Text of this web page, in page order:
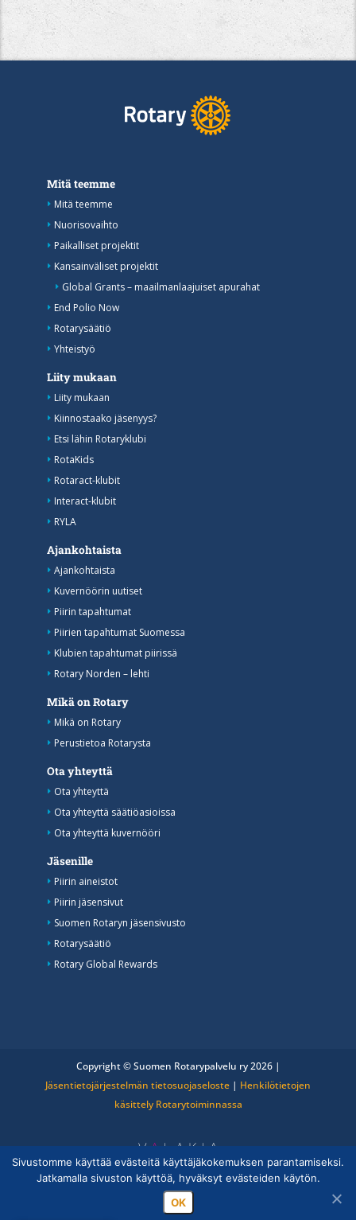
Mitä teemme
Mitä teemme
Nuorisovaihto
Paikalliset projektit
Kansainväliset projektit
Global Grants – maailmanlaajuiset apurahat
End Polio Now
Rotarysäätiö
Yhteistyö
Liity mukaan
Liity mukaan
Kiinnostaako jäsenyys?
Etsi lähin Rotaryklubi
RotaKids
Rotaract-klubit
Interact-klubit
RYLA
Ajankohtaista
Ajankohtaista
Kuvernöörin uutiset
Piirin tapahtumat
Piirien tapahtumat Suomessa
Klubien tapahtumat piirissä
Rotary Norden – lehti
Mikä on Rotary
Mikä on Rotary
Perustietoa Rotarysta
Ota yhteyttä
Ota yhteyttä
Ota yhteyttä säätiöasioissa
Ota yhteyttä kuvernööri
Jäsenille
Piirin aineistot
Piirin jäsensivut
Suomen Rotaryn jäsensivusto
Rotarysäätiö
Rotary Global Rewards
Copyright © Suomen Rotarypalvelu ry 2026 |
Jäsentietojärjestelmän tietosuojaseloste | Henkilötietojen
käsittely Rotarytoiminnassa
Sivustomme käyttää evästeitä käyttäjäkokemuksen parantamiseksi.
Jatkamalla sivuston käyttöä, hyväksyt evästeiden käytön.
OK